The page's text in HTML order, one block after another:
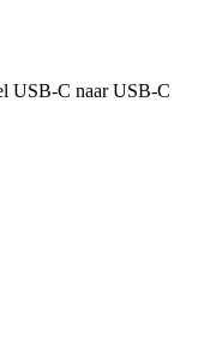
USB-C naar USB-C